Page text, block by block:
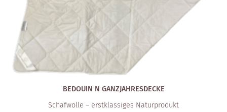
BEDOUIN N GANZJAHRESDECKE
Schafwolle – erstklassiges Naturprodukt